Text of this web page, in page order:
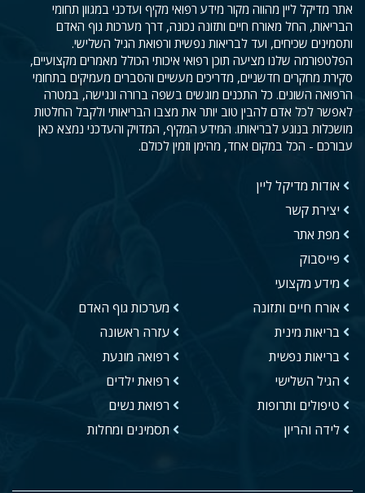
אתר מדיקל ליין מהווה מקור מידע רפואי מקיף ועדכני במגוון תחומי
הבריאות, החל מאורח חיים ותזונה נכונה, דרך מערכות גוף האדם
ותסמינים שכיחים, ועד לבריאות נפשית ורפואת הגיל השלישי.
הפלטפורמה שלנו מציעה תוכן רפואי איכותי הכולל מאמרים מקצועיים,
סקירת מחקרים חדשניים, מדריכים מעשיים והסברים מעמיקים בתחומי
הרפואה השונים. כל התכנים מוגשים בשפה ברורה ונגישה, במטרה
לאפשר לכל אדם להבין טוב יותר את מצבו הבריאותי ולקבל החלטות
מושכלות בנוגע לבריאותו. המידע המקיף, המדויק והעדכני נמצא כאן
עבורכם - הכל במקום אחד, מהימן וזמין לכולם.
אודות מדיקל ליין
יצירת קשר
מפת אתר
פייסבוק
מידע מקצועי
אורח חיים ותזונה
בריאות מינית
בריאות נפשית
הגיל השלישי
טיפולים ותרופות
לידה והריון
מערכות גוף האדם
עזרה ראשונה
רפואה מונעת
רפואת ילדים
רפואת נשים
תסמינים ומחלות